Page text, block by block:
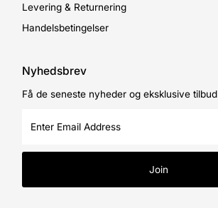
Levering & Returnering
Handelsbetingelser
Nyhedsbrev
Få de seneste nyheder og eksklusive tilbud
Email
Join